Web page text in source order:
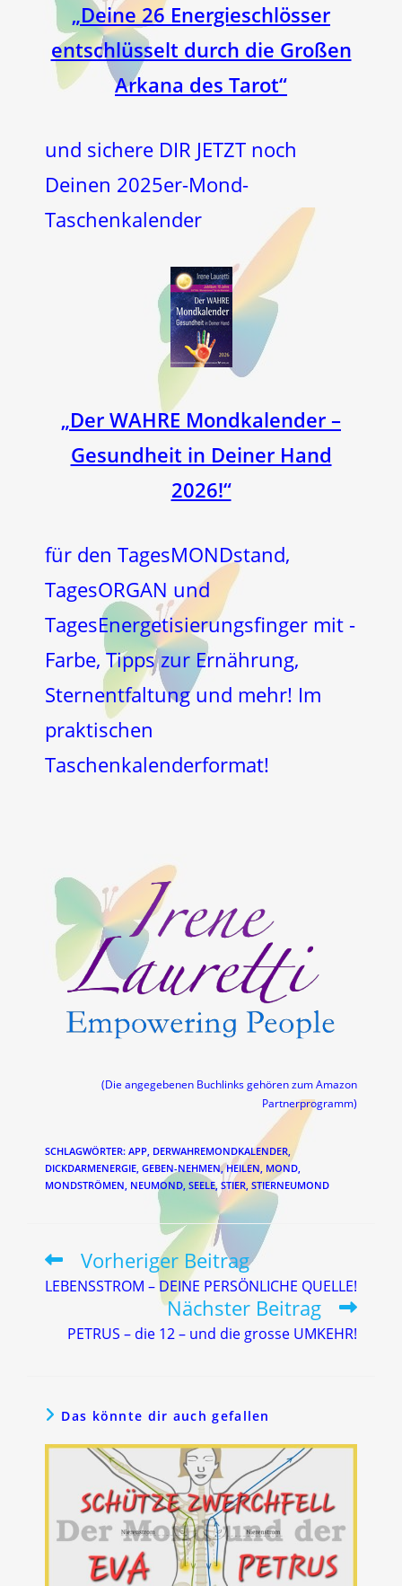
„Deine 26 Energieschlösser
entschlüsselt durch die Großen
Arkana des Tarot“
und sichere DIR JETZT noch
Deinen 2025er-Mond-
Taschenkalender
„Der WAHRE Mondkalender –
Gesundheit in Deiner Hand
2026!“
für den TagesMONDstand,
TagesORGAN und
TagesEnergetisierungsfinger mit -
Farbe, Tipps zur Ernährung,
Sternentfaltung und mehr! Im
praktischen
Taschenkalenderformat!
(Die angegebenen Buchlinks gehören zum Amazon
Partnerprogramm)
SCHLAGWÖRTER: APP, DERWAHREMONDKALENDER,
DICKDARMENERGIE, GEBEN-NEHMEN, HEILEN, MOND,
MONDSTRÖMEN, NEUMOND, SEELE, STIER, STIERNEUMOND
Weitere
ansehen
Vorheriger Beitrag
LEBENSSTROM – DEINE PERSÖNLICHE QUELLE!
Nächster Beitrag
PETRUS – die 12 – und die grosse UMKEHR!
Das könnte dir auch gefallen